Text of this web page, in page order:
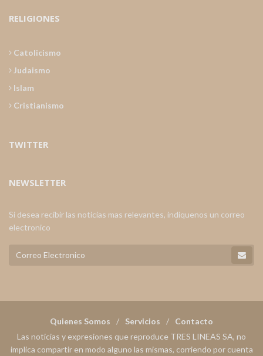
RELIGIONES
Catolicismo
Judaismo
Islam
Cristianismo
TWITTER
NEWSLETTER
Si desea recibir las noticias mas relevantes, indiquenos un correo
electronico
Quienes Somos Servicios
Contacto
Las noticias y expresiones que reproduce TRES LINEAS SA, no
implica compartir en modo alguno las mismas, corriendo por cuenta